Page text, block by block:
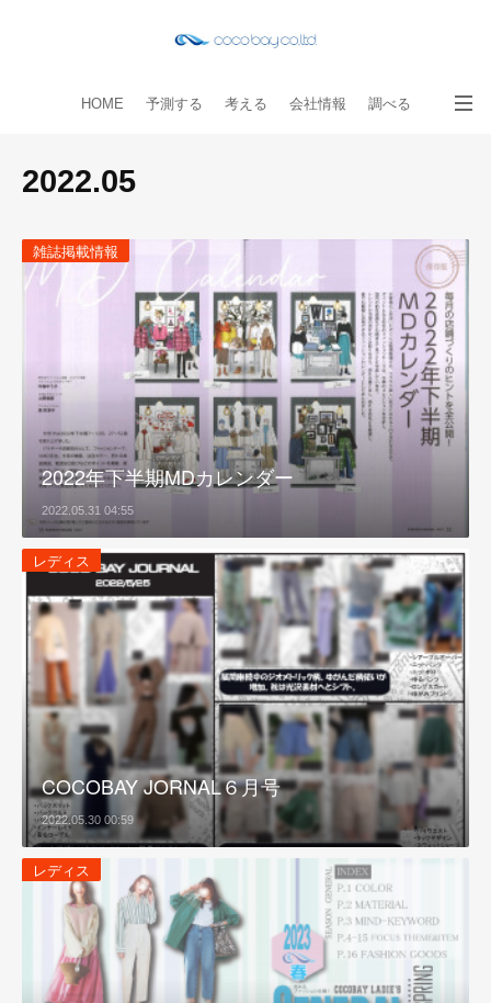
HOME 予測する 考える 会社情報 調べる
2022.05
雑誌掲載情報
2022年下半期MDカレンダー
2022.05.31 04:55
レディス
COCOBAY JORNAL６月号
2022.05.30 00:59
レディス